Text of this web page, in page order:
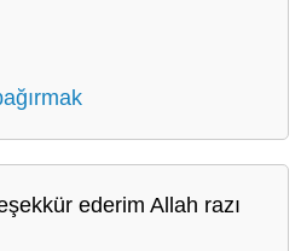
ederim Allah razı